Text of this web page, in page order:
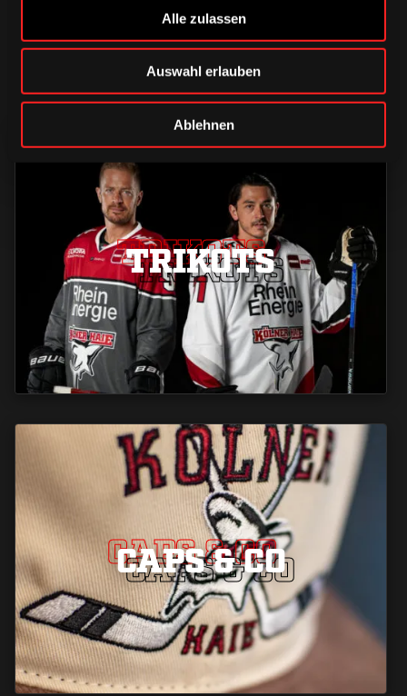
Alle zulassen
Auswahl erlauben
Ablehnen
TRIKOTS
TRIKOTS
TRIKOTS
CAPS & CO
CAPS & CO
CAPS & CO